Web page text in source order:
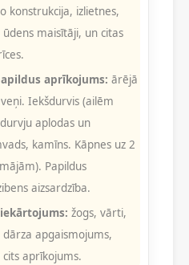
konstrukcija, izlietnes,
ūdens maisītāji, un citas
aprīkojums: ārējā
Iekšdurvis (ailēm
aplodas un
kamīns. Kāpnes uz 2
Papildus
aizsardzība.
žogs, vārti,
dārza apgaismojums,
aprīkojums.